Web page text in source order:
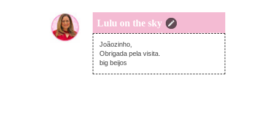
Lulu on the sky
terça-feira, dezembro 10, 2013
Joãozinho,
Obrigada pela visita.
big beijos